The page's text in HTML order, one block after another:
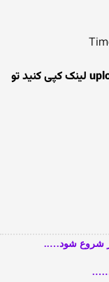
دوستان همیشه برای دانلود از آپلودرار uploadrar لینک کپی کنید تو
شروع شود…..